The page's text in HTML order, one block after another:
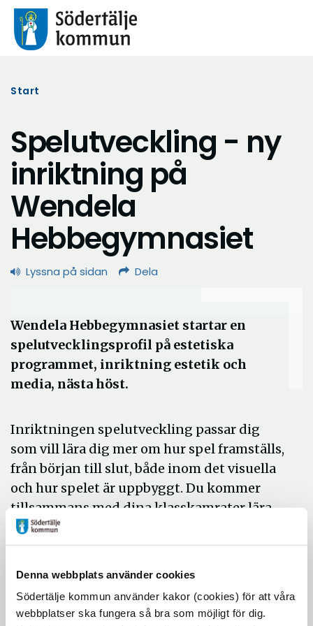
Denna webbplats använder cookies
Södertälje kommun använder kakor (cookies) för att våra
webbplatser ska fungera så bra som möjligt för dig.
Start
Spelutveckling - ny
inriktning på
Wendela
Hebbegymnasiet
Lyssna på sidan Dela
Wendela Hebbegymnasiet startar en
spelutvecklingsprofil på estetiska
programmet, inriktning estetik och
media, nästa höst.
Inriktningen spelutveckling passar dig
som vill lära dig mer om hur spel framställs,
från början till slut, både inom det visuella
och hur spelet är uppbyggt. Du kommer
tillsammans med dina klasskamrater lära
dig att ta fram och utveckla spelidéer för
både 2D- och 3D-spel, från concept art till
Förutom papper och penna arbetar du med
Adobe Photoshop och utvecklar interaktiva